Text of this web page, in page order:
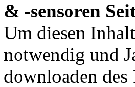
& -sensoren
Um diesen
notwendig und
downloaden